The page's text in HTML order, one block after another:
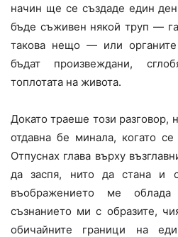
начин ще се създаде един
бъде съживен някой труп —
такова нещо — или
бъдат произвеждани,
топлотата на живота.
Докато траеше този
отдавна бе минала, когато
Отпуснах глава върху
да заспя, нито да стана и
въображението ме
съзнанието ми с образите,
обичайните граници на